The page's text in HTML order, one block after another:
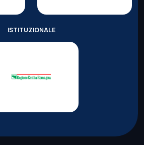
ISTITUZIONALE